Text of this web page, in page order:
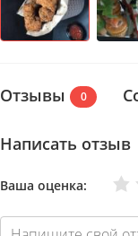
Отзывы 0
Написать отзыв
Ваша оценка:Плохо
Очень плохо